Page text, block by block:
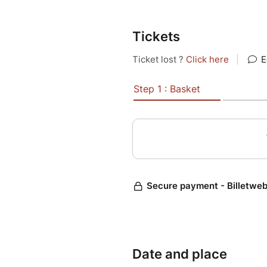
cacher pour réussir sa
par le public pour mener à
Lorsque la police débarque
Mais aucun n’imaginera
l’énorme vérité qui va
Pour réserver une place
Tickets
Date and place